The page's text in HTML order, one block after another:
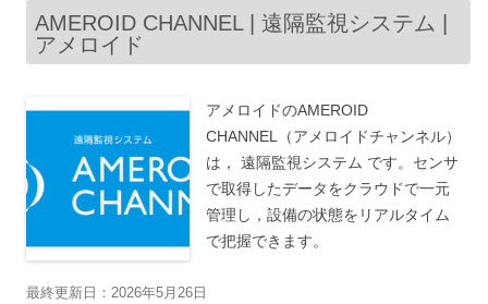
AMEROID CHANNEL | 遠隔監視システム |
アメロイド
アメロイドのAMEROID
CHANNEL（アメロイドチャンネル）
は， 遠隔監視システム です。センサ
で取得したデータをクラウドで一元
管理し，設備の状態をリアルタイム
で把握できます。
最終更新日：2026年5月26日